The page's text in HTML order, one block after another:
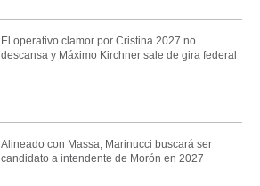
El operativo clamor por Cristina 2027 no
descansa y Máximo Kirchner sale de gira federal
Alineado con Massa, Marinucci buscará ser
candidato a intendente de Morón en 2027